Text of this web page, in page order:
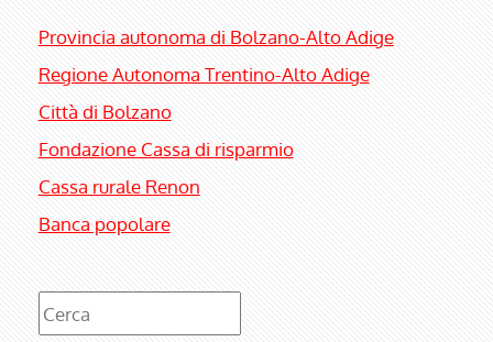
Provincia autonoma di Bolzano-Alto Adige
Regione Autonoma Trentino-Alto Adige
Città di Bolzano
Fondazione Cassa di risparmio
Cassa rurale Renon
Banca popolare